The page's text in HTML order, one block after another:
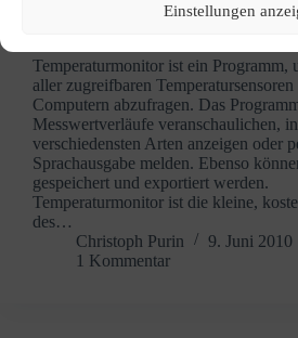
Einstellungen
Temperaturmonitor ist ein Programm,
aller zugreifbaren
Computern abzufragen. Das
Messwertverläufe veranschaulichen, in
verschiedensten Arten anzeigen oder
Sprachausgabe melden. Ebenso
gespeichert und exportiert werden.
Temperaturmonitor ist die kleine,
des…
Christoph Purin
9. Juni 2010
1 Kommentar